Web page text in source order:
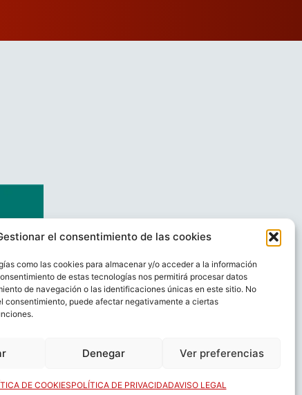
el consentimiento de las cookies
como las cookies para almacenar y/o acceder a la información
de estas tecnologías nos permitirá procesar datos
de navegación o las identificaciones únicas en este sitio. No
consentimiento, puede afectar negativamente a ciertas
Denegar Ver preferencias
DE COOKIESPOLÍTICA DE PRIVACIDADAVISO LEGAL